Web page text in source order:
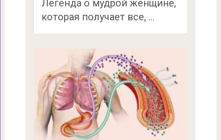
Легенда о мудрой женщине,
которая получает все, …